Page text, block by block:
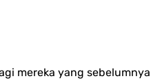
mereka yang